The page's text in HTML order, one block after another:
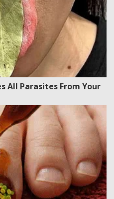
All Parasites From Your